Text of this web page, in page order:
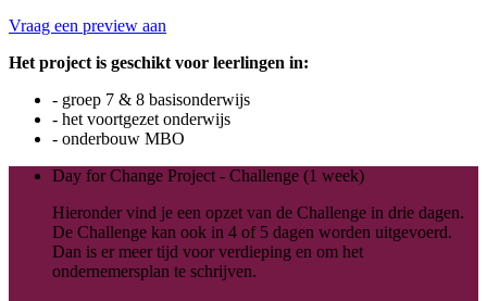
Vraag een preview aan
Het project is geschikt voor leerlingen in:
- groep 7 & 8 basisonderwijs
- het voortgezet onderwijs
- onderbouw MBO
Day for Change Project - Challenge (1 week)
Hieronder vind je een opzet van de Challenge in drie dagen.
De Challenge kan ook in 4 of 5 dagen worden uitgevoerd.
Dan is er meer tijd voor verdieping en om het
ondernemersplan te schrijven.